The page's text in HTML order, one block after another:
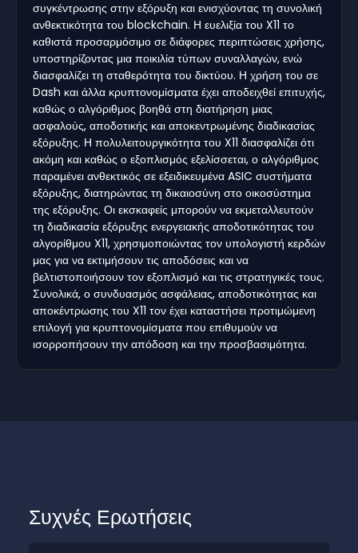
συγκέντρωσης στην εξόρυξη και ενισχύοντας τη συνολική
ανθεκτικότητα του blockchain. Η ευελιξία του X11 το
καθιστά προσαρμόσιμο σε διάφορες περιπτώσεις χρήσης,
υποστηρίζοντας μια ποικιλία τύπων συναλλαγών, ενώ
διασφαλίζει τη σταθερότητα του δικτύου. Η χρήση του σε
Dash και άλλα κρυπτονομίσματα έχει αποδειχθεί επιτυχής,
καθώς ο αλγόριθμος βοηθά στη διατήρηση μιας
ασφαλούς, αποδοτικής και αποκεντρωμένης διαδικασίας
εξόρυξης. Η πολυλειτουργικότητα του X11 διασφαλίζει ότι
ακόμη και καθώς ο εξοπλισμός εξελίσσεται, ο αλγόριθμος
παραμένει ανθεκτικός σε εξειδικευμένα ASIC συστήματα
εξόρυξης, διατηρώντας τη δικαιοσύνη στο οικοσύστημα
της εξόρυξης. Οι εκσκαφείς μπορούν να εκμεταλλευτούν
τη διαδικασία εξόρυξης ενεργειακής αποδοτικότητας του
αλγορίθμου X11, χρησιμοποιώντας τον υπολογιστή κερδών
μας για να εκτιμήσουν τις αποδόσεις και να
βελτιστοποιήσουν τον εξοπλισμό και τις στρατηγικές τους.
Συνολικά, ο συνδυασμός ασφάλειας, αποδοτικότητας και
αποκέντρωσης του X11 τον έχει καταστήσει προτιμώμενη
επιλογή για κρυπτονομίσματα που επιθυμούν να
ισορροπήσουν την απόδοση και την προσβασιμότητα.
Συχνές Ερωτήσεις